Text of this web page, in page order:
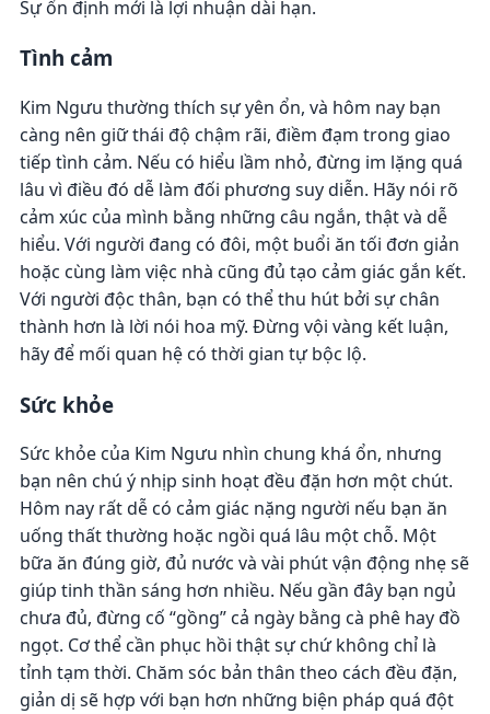
Sự ổn định mới là lợi nhuận dài hạn.
Tình cảm
Kim Ngưu thường thích sự yên ổn, và hôm nay bạn
càng nên giữ thái độ chậm rãi, điềm đạm trong giao
tiếp tình cảm. Nếu có hiểu lầm nhỏ, đừng im lặng quá
lâu vì điều đó dễ làm đối phương suy diễn. Hãy nói rõ
cảm xúc của mình bằng những câu ngắn, thật và dễ
hiểu. Với người đang có đôi, một buổi ăn tối đơn giản
hoặc cùng làm việc nhà cũng đủ tạo cảm giác gắn kết.
Với người độc thân, bạn có thể thu hút bởi sự chân
thành hơn là lời nói hoa mỹ. Đừng vội vàng kết luận,
hãy để mối quan hệ có thời gian tự bộc lộ.
Sức khỏe
Sức khỏe của Kim Ngưu nhìn chung khá ổn, nhưng
bạn nên chú ý nhịp sinh hoạt đều đặn hơn một chút.
Hôm nay rất dễ có cảm giác nặng người nếu bạn ăn
uống thất thường hoặc ngồi quá lâu một chỗ. Một
bữa ăn đúng giờ, đủ nước và vài phút vận động nhẹ sẽ
giúp tinh thần sáng hơn nhiều. Nếu gần đây bạn ngủ
chưa đủ, đừng cố “gồng” cả ngày bằng cà phê hay đồ
ngọt. Cơ thể cần phục hồi thật sự chứ không chỉ là
tỉnh tạm thời. Chăm sóc bản thân theo cách đều đặn,
giản dị sẽ hợp với bạn hơn những biện pháp quá đột